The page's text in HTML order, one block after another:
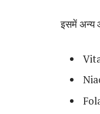
इसमें अन्य